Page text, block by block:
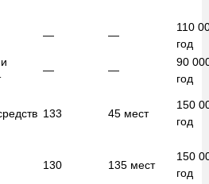
— —
110
год
— —
90
год
133 45 мест
150
год
130 135 мест
150
год